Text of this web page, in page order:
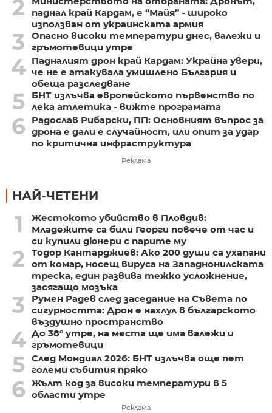
2
паднал край Кардам, е “Майя” - широко
използван от украинската армия
3
Опасно високи температури днес, валежи и
гръмотевици утре
4 Падналият дрон край Кардам: Украйна увери,
че не е атакувала умишлено България и
обеща разследване
5
БНТ излъчва европейското първенство по
лека атлетика - вижте програмата
6
Радослав Рибарски, ПП: Основният въпрос за
дрона е дали е случайност, или опит за удар
по критична инфраструктура
Реклама
НАЙ-ЧЕТЕНИ
1
Жестокото убийство в Пловдив:
Младежите са били Георги повече от час и
си купили дюнери с парите му
2
Тодор Кантарджиев: Ако 200 души са ухапани
от комар, носещ вируса на Западнонилската
треска, един развива тежко усложнение,
засягащо мозъка
3
Румен Радев след заседание на Съвета по
сигурността: Дрон е нахлул в българското
въздушно пространство
4 До 38° утре, на места ще има валежи и
гръмотевици
5 След Мондиал 2026: БНТ излъчва още пет
големи събития пряко
6 Жълт код за високи температури в 5
области утре
Реклама